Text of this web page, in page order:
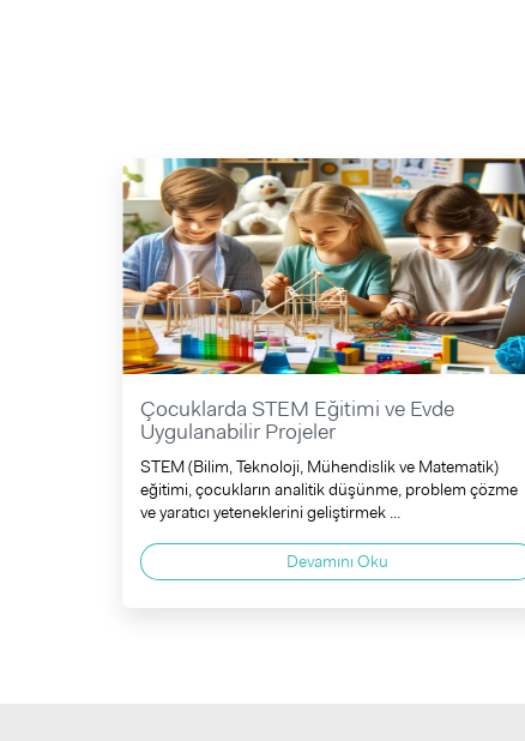
Çocuklarda STEM Eğitimi ve Evde
Uygulanabilir Projeler
STEM (Bilim, Teknoloji, Mühendislik ve Matematik)
eğitimi, çocukların analitik düşünme, problem çözme
ve yaratıcı yeteneklerini geliştirmek ...
Devamını Oku